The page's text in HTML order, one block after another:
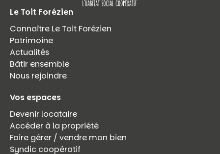
Le Toit Forézien
Connaître Le Toit Forézien
Patrimoine
Actualités
Bâtir ensemble
Nous rejoindre
Vos espaces
Devenir locataire
Accéder à la propriété
Faire gérer / vendre mon bien
Syndic coopératif